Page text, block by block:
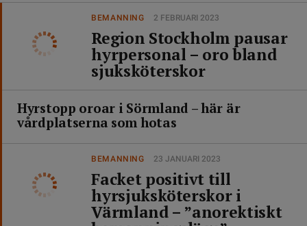
BEMANNING 2 FEBRUARI 2023
Region Stockholm pausar
hyrpersonal – oro bland
sjuksköterskor
Hyrstopp oroar i Sörmland – här är
vårdplatserna som hotas
BEMANNING 23 JANUARI 2023
Facket positivt till
hyrsjuksköterskor i
Värmland – ”anorektiskt